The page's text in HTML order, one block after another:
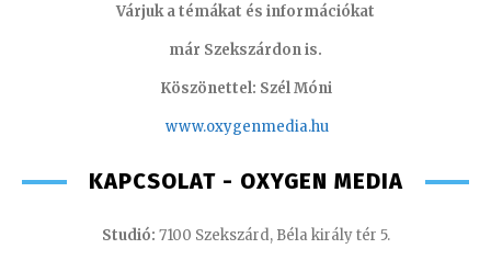
Várjuk a témákat és információkat
már Szekszárdon is.
Köszönettel: Szél Móni
www.oxygenmedia.hu
KAPCSOLAT - OXYGEN MEDIA
Studió: 7100 Szekszárd, Béla király tér 5.